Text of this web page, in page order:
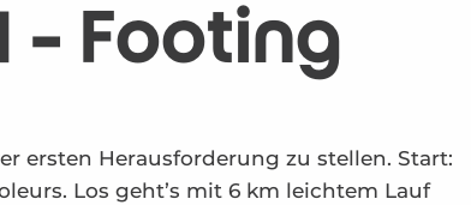
- Footing
ersten Herausforderung zu stellen. Start:
Los geht’s mit 6 km leichtem Lauf